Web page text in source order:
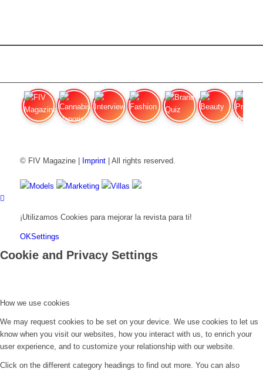
© FIV Magazine | Imprint| All rights reserved.
Models Marketing Villas
¡Utilizamos Cookies para mejorar la revista para ti!
OKSettings
Cookie and Privacy Settings
How we use cookies
We may request cookies to be set on your device. We use cookies to let us
know when you visit our websites, how you interact with us, to enrich your
user experience, and to customize your relationship with our website.
Click on the different category headings to find out more. You can also